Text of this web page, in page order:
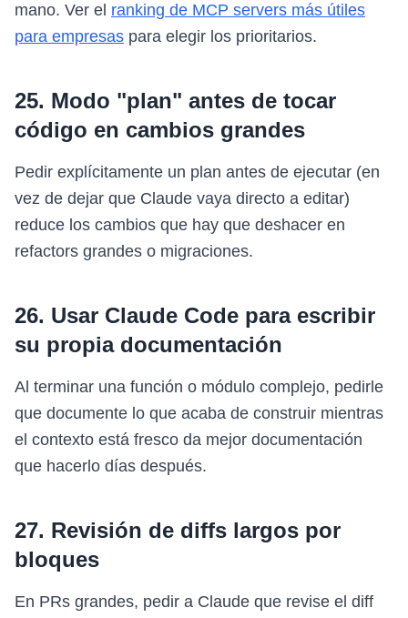
mano. Ver el ranking de MCP servers más útiles
para empresas para elegir los prioritarios.
25. Modo "plan" antes de tocar
código en cambios grandes
Pedir explícitamente un plan antes de ejecutar (en
vez de dejar que Claude vaya directo a editar)
reduce los cambios que hay que deshacer en
refactors grandes o migraciones.
26. Usar Claude Code para escribir
su propia documentación
Al terminar una función o módulo complejo, pedirle
que documente lo que acaba de construir mientras
el contexto está fresco da mejor documentación
que hacerlo días después.
27. Revisión de diffs largos por
bloques
En PRs grandes, pedir a Claude que revise el diff